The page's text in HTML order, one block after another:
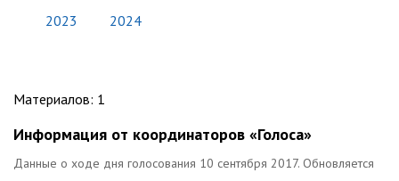
2023 2024
Материалов: 1
Информация от координаторов «Голоса»
Данные о ходе дня голосования 10 сентября 2017. Обновляется